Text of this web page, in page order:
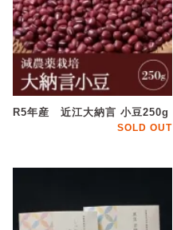
R5年産 近江大納言 小豆250g
SOLD OUT